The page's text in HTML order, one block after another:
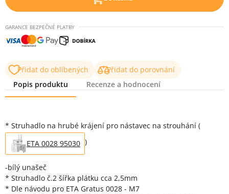
GARANCE BEZPEČNÉ PLATBY
Přidat do oblíbených
Přidat do porovnání
Popis produktu
Recenze a hodnocení
* Struhadlo na hrubé krájení pro nástavec na strouhání (
ETA 0028 95030 )
-bílý unašeč
* Struhadlo č.2 šířka plátku cca 2,5mm
* Dle návodu pro ETA Gratus 0028 - M7